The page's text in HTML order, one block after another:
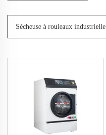
Sécheuse à rouleaux industrielle